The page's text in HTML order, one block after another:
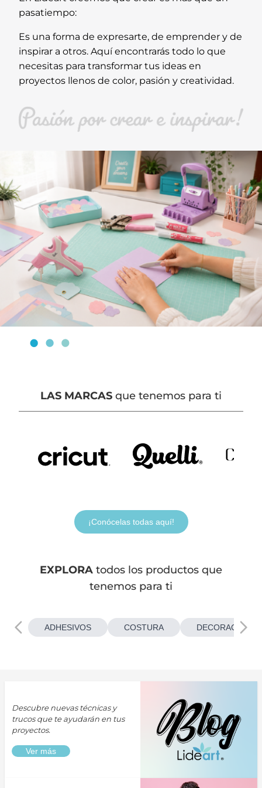
pasatiempo:
Es una forma de expresarte, de emprender y de
inspirar a otros. Aquí encontrarás todo lo que
necesitas para transformar tus ideas en
proyectos llenos de color, pasión y creatividad.
LAS MARCAS que tenemos para ti
¡Conócelas todas aquí!
EXPLORA todos los productos que
tenemos para ti
ADHESIVOS COSTURA
Descubre nuevas técnicas y
trucos que te ayudarán en tus
proyectos.
Ver más